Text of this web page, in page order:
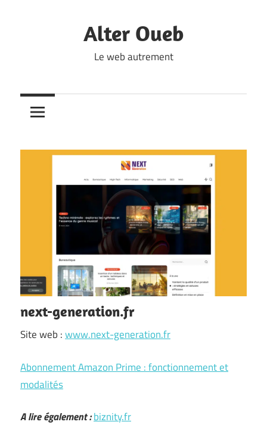
Alter Oueb
Le web autrement
next-generation.fr
Site web :www.next-generation.fr
Abonnement Amazon Prime : fonctionnement et
modalités
A lire également :biznity.fr